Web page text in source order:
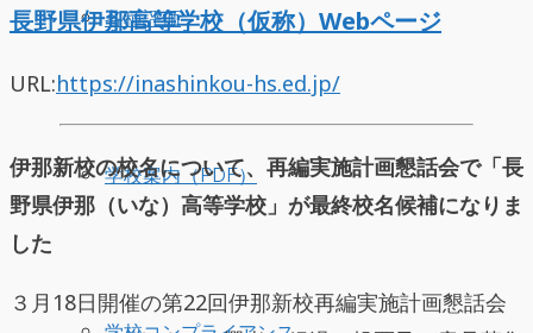
各種評価
学校案内（PDF）
長野県伊那高等学校（仮称）Webページ
URL:https://inashinkou-hs.ed.jp/
伊那新校の校名について、再編実施計画懇話会で「長
野県伊那（いな）高等学校」が最終校名候補になりま
した
３月18日開催の第22回伊那新校再編実施計画懇話会